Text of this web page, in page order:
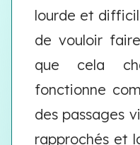
lourde et
de vouloir
que cela
fonctionne
des passages
rapprochés et